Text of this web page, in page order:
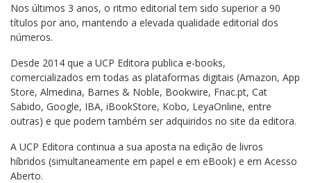
Nos últimos 3 anos, o ritmo editorial tem sido superior a 90
títulos por ano, mantendo a elevada qualidade editorial dos
números.
Desde 2014 que a UCP Editora publica e-books,
comercializados em todas as plataformas digitais (Amazon, App
Store, Almedina, Barnes & Noble, Bookwire, Fnac.pt, Cat
Sabido, Google, IBA, iBookStore, Kobo, LeyaOnline, entre
outras) e que podem também ser adquiridos no site da editora.
A UCP Editora continua a sua aposta na edição de livros
híbridos (simultaneamente em papel e em eBook) e em Acesso
Aberto.